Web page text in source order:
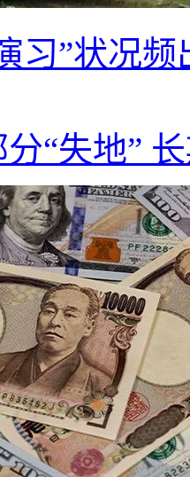
习”状况
“失地”